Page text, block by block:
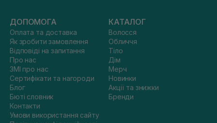
ДОПОМОГА
Оплата та доставка
Як зробити замовлення
Відповіді на запитання
Про нас
ЗМІ про нас
Сертифікати та нагороди
Блог
Бюті словник
Контакти
Умови використання сайту
КАТАЛОГ
Волосся
Обличчя
Тіло
Дім
Мерч
Новинки
Акції та знижки
Бренди